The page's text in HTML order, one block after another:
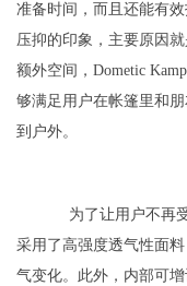
准备时间，而且还能有
压抑的印象，主要原因
额外空间，Dometic
够满足用户在帐篷里和
到户外。
为了让用户不再
采用了高强度透气性面
气变化。此外，内部可